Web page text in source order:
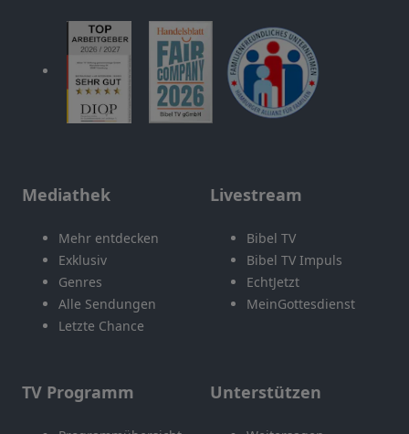
Mediathek
Mehr entdecken
Exklusiv
Genres
Alle Sendungen
Letzte Chance
Livestream
Bibel TV
Bibel TV Impuls
EchtJetzt
MeinGottesdienst
TV Programm Unterstützen